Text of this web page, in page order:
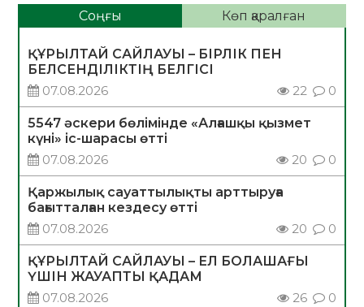
Соңғы Көп қаралған
ҚҰРЫЛТАЙ САЙЛАУЫ – БІРЛІК ПЕН
БЕЛСЕНДІЛІКТІҢ БЕЛГІСІ
07.08.2026
22 0
5547 әскери бөлімінде «Алғашқы қызмет
күні» іс-шарасы өтті
07.08.2026
20 0
Қаржылық сауаттылықты арттыруға
бағытталған кездесу өтті
07.08.2026
20 0
ҚҰРЫЛТАЙ САЙЛАУЫ – ЕЛ БОЛАШАҒЫ
ҮШІН ЖАУАПТЫ ҚАДАМ
07.08.2026
26 0